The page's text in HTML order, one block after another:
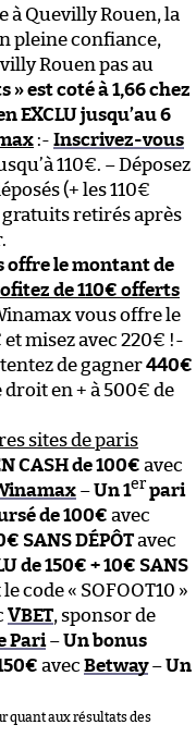
à Quevilly Rouen, la
pleine confiance,
Rouen pas au
est coté à 1,66 chez
EXCLU jusqu’au 6
:- Inscrivez-vous
110€. – Déposez
(+ les 110€
gratuits retirés après
offre le montant de
de 110€ offerts
vous offre le
et misez avec 220€ !-
de gagner440€
droit en + à 500€ de
sites de paris
CASH de 100€ avec
–Un 1er pari
de 100€ avec
SANS DÉPÔTavec
de 150€ + 10€ SANS
code « SOFOOT10 »
VBET, sponsor de
Pari–Un bonus
avec Betway–Un
quant aux résultats des